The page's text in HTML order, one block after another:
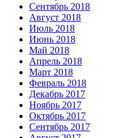
Сентябрь 2018
Август 2018
Июль 2018
Июнь 2018
Май 2018
Апрель 2018
Март 2018
Февраль 2018
Декабрь 2017
Ноябрь 2017
Октябрь 2017
Сентябрь 2017